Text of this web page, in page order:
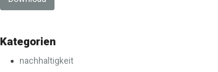
Kategorien
nachhaltigkeit